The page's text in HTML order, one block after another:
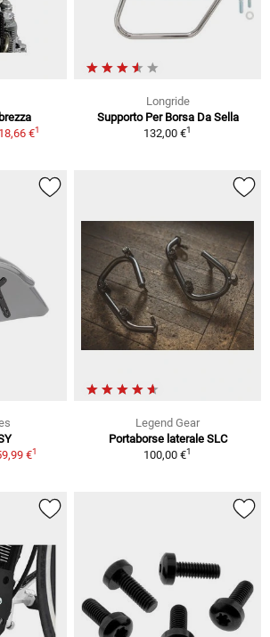
€1
Longride
Supporto Per Borsa Da Sella
132,00 €1
€1
Legend Gear
Portaborse laterale SLC
100,00 €1